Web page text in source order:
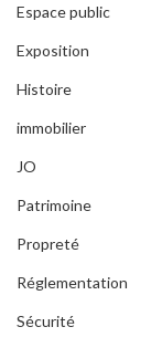
Espace public
Exposition
Histoire
immobilier
JO
Patrimoine
Propreté
Réglementation
Sécurité